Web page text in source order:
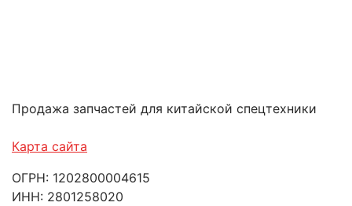
Продажа запчастей для китайской спецтехники
Карта сайта
ОГРН: 1202800004615
ИНН: 2801258020